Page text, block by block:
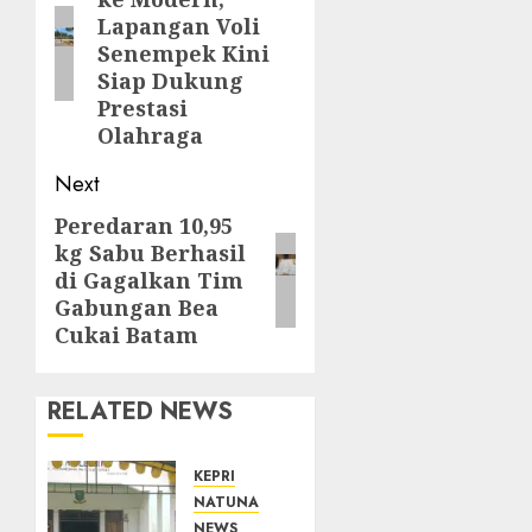
post:
Lapangan Voli
Senempek Kini
Siap Dukung
Prestasi
Olahraga
Next
Next
post:
Peredaran 10,95
kg Sabu Berhasil
di Gagalkan Tim
Gabungan Bea
Cukai Batam
RELATED NEWS
KEPRI
NATUNA